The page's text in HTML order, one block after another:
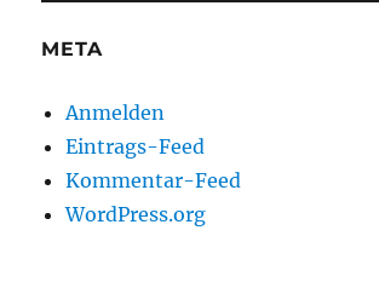
META
Anmelden
Eintrags-Feed
Kommentar-Feed
WordPress.org